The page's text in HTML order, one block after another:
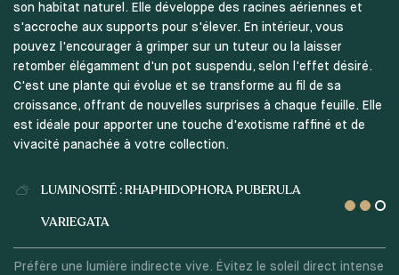
son habitat naturel. Elle développe des racines aériennes et
s'accroche aux supports pour s'élever. En intérieur, vous
pouvez l'encourager à grimper sur un tuteur ou la laisser
retomber élégamment d'un pot suspendu, selon l'effet désiré.
C'est une plante qui évolue et se transforme au fil de sa
croissance, offrant de nouvelles surprises à chaque feuille. Elle
est idéale pour apporter une touche d'exotisme raffiné et de
vivacité panachée à votre collection.
LUMINOSITÉ : RHAPHIDOPHORA PUBERULA
VARIEGATA
Préfère une lumière indirecte vive. Évitez le soleil direct intense